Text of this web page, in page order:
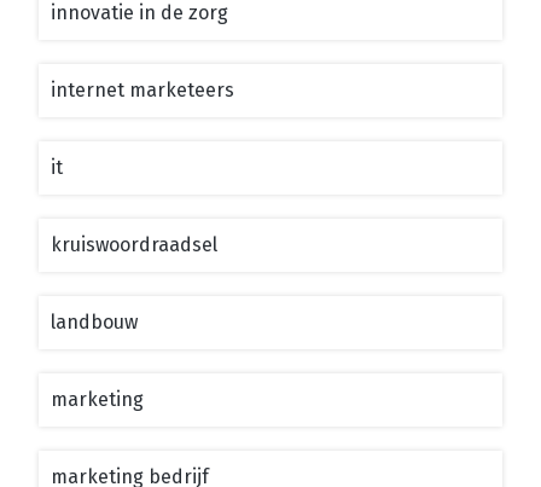
innovatie in de zorg
internet marketeers
it
kruiswoordraadsel
landbouw
marketing
marketing bedrijf